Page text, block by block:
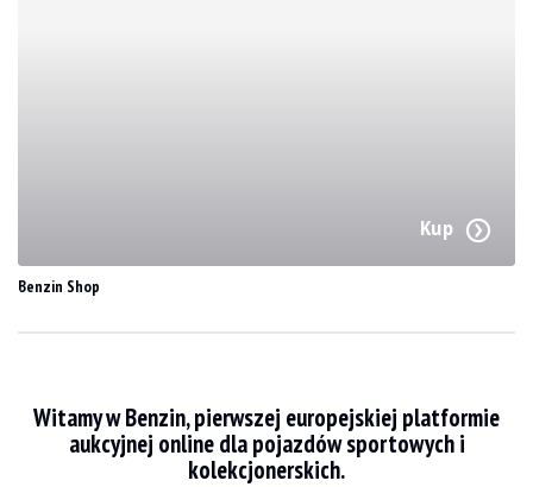
Kup
Benzin Shop
Witamy w Benzin, pierwszej europejskiej platformie
aukcyjnej online dla pojazdów sportowych i
kolekcjonerskich.